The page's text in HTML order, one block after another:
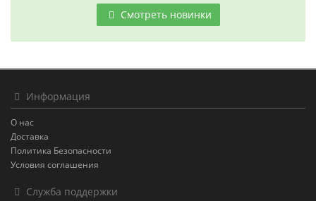
Смотреть новинки
Информация
О нас
Доставка
Политика Безопасности
Условия соглашения
Служба поддержки